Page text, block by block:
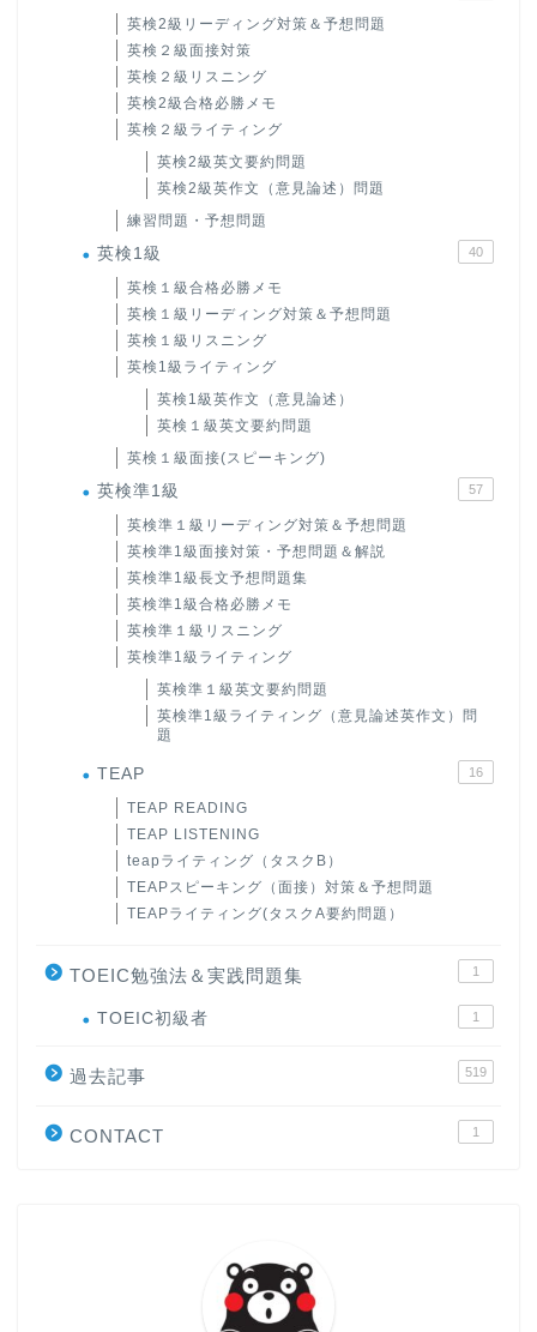
英検2級リーディング対策＆予想問題
英検２級面接対策
英検２級リスニング
英検2級合格必勝メモ
英検２級ライティング
英検2級英文要約問題
英検2級英作文（意見論述）問題
練習問題・予想問題
英検1級 40
英検１級合格必勝メモ
英検１級リーディング対策＆予想問題
英検１級リスニング
英検1級ライティング
英検1級英作文（意見論述）
英検１級英文要約問題
英検１級面接(スピーキング)
英検準1級 57
英検準１級リーディング対策＆予想問題
英検準1級面接対策・予想問題＆解説
英検準1級長文予想問題集
英検準1級合格必勝メモ
英検準１級リスニング
英検準1級ライティング
英検準１級英文要約問題
英検準1級ライティング（意見論述英作文）問
題
TEAP 16
TEAP READING
TEAP LISTENING
teapライティング（タスクB）
TEAPスピーキング（面接）対策＆予想問題
TEAPライティング(タスクA要約問題）
TOEIC勉強法＆実践問題集 1
TOEIC初級者 1
過去記事 519
CONTACT 1
大学入試英語対策講座